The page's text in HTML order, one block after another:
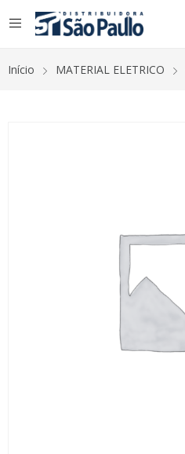
Início MATERIAL ELETRICO